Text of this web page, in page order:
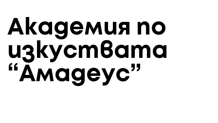
Академия по
изкуствата
“Амадеус”